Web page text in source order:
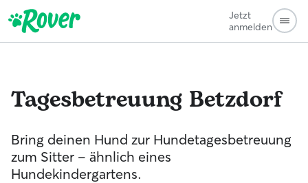
Jetzt
anmelden
Tagesbetreuung Betzdorf
Bring deinen Hund zur Hundetagesbetreuung
zum Sitter - ähnlich eines
Hundekindergartens.